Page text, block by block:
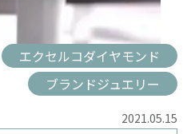
エクセルコダイヤモンド
ブランドジュエリー
2021.05.15